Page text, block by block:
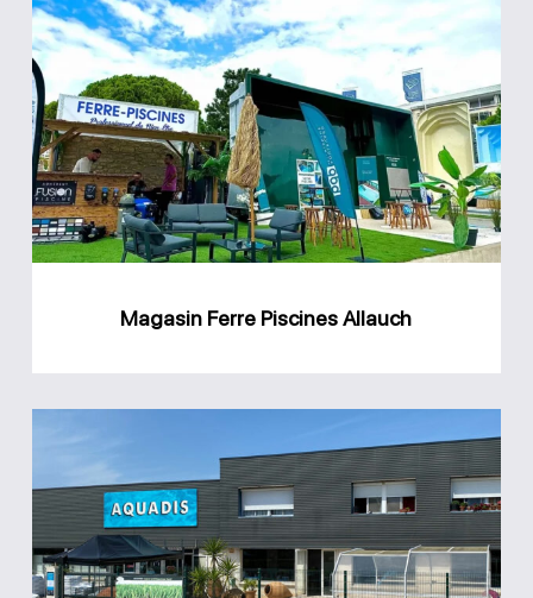
Magasin
Ferre
Piscines
Allauch
Magasin Ferre Piscines Allauch
Aquadis
piscine
Châteauneuf-
les-